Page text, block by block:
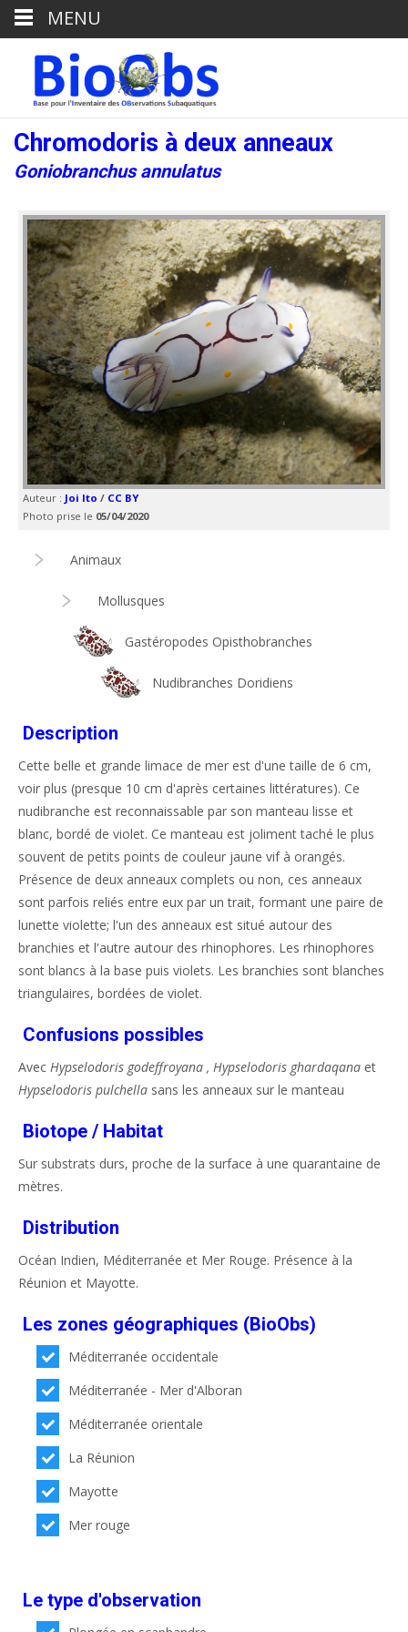
Chromodoris à deux anneaux
Goniobranchus annulatus
Auteur : Joi Ito / CC BY
Photo prise le 05/04/2020
Animaux
Mollusques
Gastéropodes Opisthobranches
Nudibranches Doridiens
Description
Cette belle et grande limace de mer est d'une taille de 6 cm,
voir plus (presque 10 cm d'après certaines littératures). Ce
nudibranche est reconnaissable par son manteau lisse et
blanc, bordé de violet. Ce manteau est joliment taché le plus
souvent de petits points de couleur jaune vif à orangés.
Présence de deux anneaux complets ou non, ces anneaux
sont parfois reliés entre eux par un trait, formant une paire de
lunette violette; l'un des anneaux est situé autour des
branchies et l'autre autour des rhinophores. Les rhinophores
sont blancs à la base puis violets. Les branchies sont blanches
triangulaires, bordées de violet.
Confusions possibles
Avec Hypselodoris godeffroyana , Hypselodoris ghardaqana et
Hypselodoris pulchella sans les anneaux sur le manteau
Biotope / Habitat
Sur substrats durs, proche de la surface à une quarantaine de
mètres.
Distribution
Océan Indien, Méditerranée et Mer Rouge. Présence à la
Réunion et Mayotte.
Les zones géographiques (BioObs)
Méditerranée occidentale
Méditerranée - Mer d'Alboran
Méditerranée orientale
La Réunion
Mayotte
Mer rouge
Le type d'observation
MENU